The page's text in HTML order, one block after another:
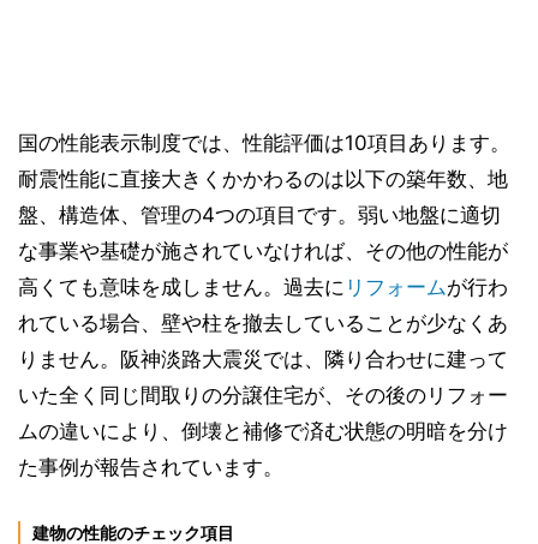
国の性能表示制度では、性能評価は10項目あります。
耐震性能に直接大きくかかわるのは以下の築年数、地
盤、構造体、管理の4つの項目です。弱い地盤に適切
な事業や基礎が施されていなければ、その他の性能が
高くても意味を成しません。過去に リフォームが行わ
れている場合、壁や柱を撤去していることが少なくあ
りません。阪神淡路大震災では、隣り合わせに建って
いた全く同じ間取りの分譲住宅が、その後のリフォー
ムの違いにより、倒壊と補修で済む状態の明暗を分け
た事例が報告されています。
建物の性能のチェック項目